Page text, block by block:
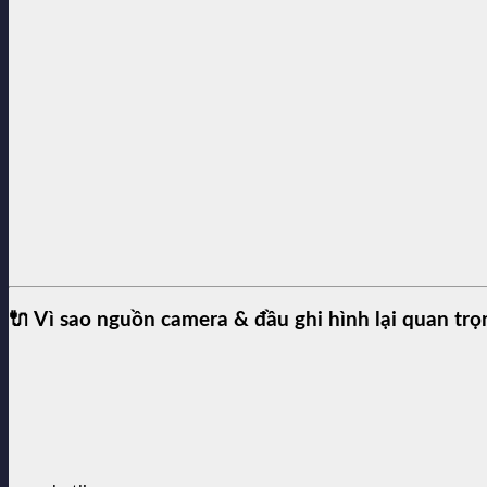
🔌 Vì sao nguồn camera & đầu ghi hình lại quan